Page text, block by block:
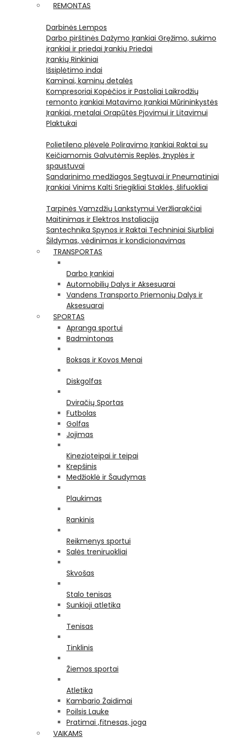
REMONTAS
Darbinės Lempos
Darbo pirštinės Dažymo Įrankiai Gręžimo, sukimo
įrankiai ir priedai Įrankių Priedai
Įrankių Rinkiniai
Išsiplėtimo indai
Kaminai, kaminų detalės
Kompresoriai Kopėčios ir Pastoliai Laikrodžių
remonto įrankiai Matavimo Įrankiai Mūrininkystės
Įrankiai, metalai Orapūtės Pjovimui ir Litavimui
Plaktukai
Polietileno plėvelė Poliravimo Įrankiai Raktai su
Keičiamomis Galvutėmis Replės, žnyplės ir
spaustuvai
Sandarinimo medžiagos Segtuvai ir Pneumatiniai
Įrankiai Vinims Kalti Sriegikliai Staklės, šlifuokliai
Tarpinės Vamzdžių Lankstymui Veržliarakčiai
Maitinimas ir Elektros Instaliacija
Santechnika Spynos ir Raktai Techniniai Siurbliai
Šildymas, vėdinimas ir kondicionavimas
TRANSPORTAS
Darbo Įrankiai
Automobilių Dalys ir Aksesuarai
Vandens Transporto Priemonių Dalys ir
Aksesuarai
SPORTAS
Apranga sportui
Badmintonas
Boksas ir Kovos Menai
Diskgolfas
Dviračių Sportas
Futbolas
Golfas
Jojimas
Kinezioteipai ir teipai
Krepšinis
Medžioklė ir Šaudymas
Plaukimas
Rankinis
Reikmenys sportui
Salės treniruokliai
Skvošas
Stalo tenisas
Sunkioji atletika
Tenisas
Tinklinis
Žiemos sportai
Atletika
Kambario Žaidimai
Poilsis Lauke
Pratimai ,fitnesas, joga
VAIKAMS